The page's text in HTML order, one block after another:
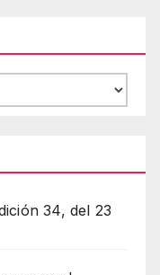
34, del 23